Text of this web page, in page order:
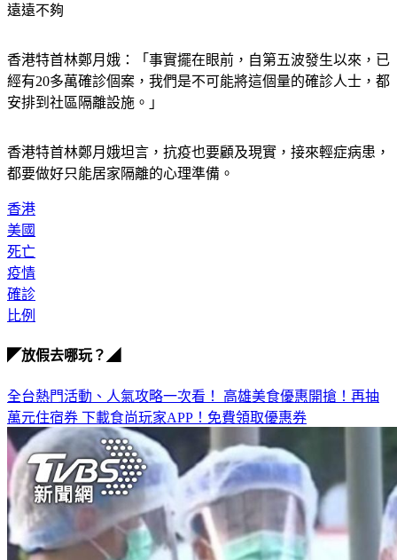
遠遠不夠
香港特首林鄭月娥：「事實擺在眼前，自第五波發生以來，已
經有20多萬確診個案，我們是不可能將這個量的確診人士，都
安排到社區隔離設施。」
香港特首林鄭月娥坦言，抗疫也要顧及現實，接來輕症病患，
都要做好只能居家隔離的心理準備。
香港
美國
死亡
疫情
確診
比例
◤放假去哪玩？◢
全台熱門活動、人氣攻略一次看！ 高雄美食優惠開搶！再抽
萬元住宿券 下載食尚玩家APP！免費領取優惠券